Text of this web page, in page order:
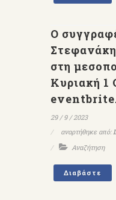
Ο
στη
Κυριακή 1
29 / 9 / 2023
αναρτήθηκε από:
Αναζήτηση
Διαβάστε